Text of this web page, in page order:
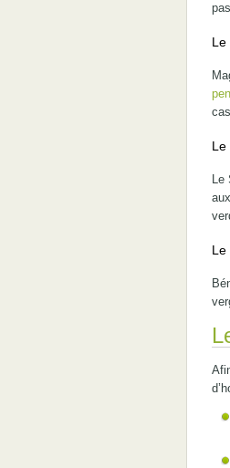
Le
Le
Le
Le